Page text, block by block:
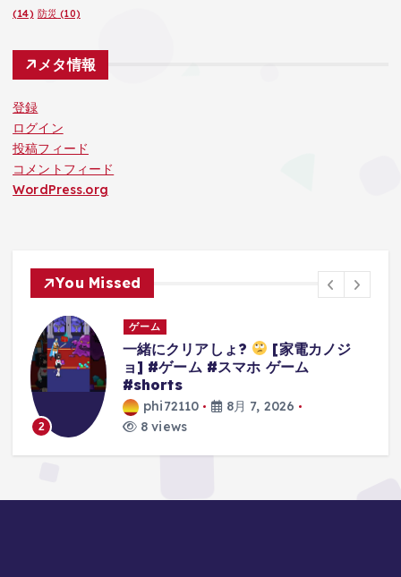
(14) 防災 (10)
メタ情報
登録
ログイン
投稿フィード
コメントフィード
WordPress.org
You Missed
3Dアクションゲームの礎を作り上げ
たレジェンドゲーム#ゲーム #ゲー
の思い出 #64 #スーパーマリオ64
phi72110
8月 7, 2026
9 views